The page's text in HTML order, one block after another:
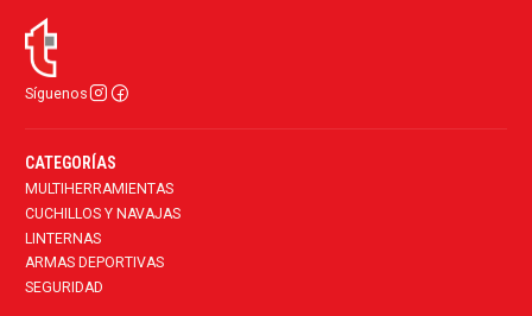
Síguenos
CATEGORÍAS
MULTIHERRAMIENTAS
CUCHILLOS Y NAVAJAS
LINTERNAS
ARMAS DEPORTIVAS
SEGURIDAD